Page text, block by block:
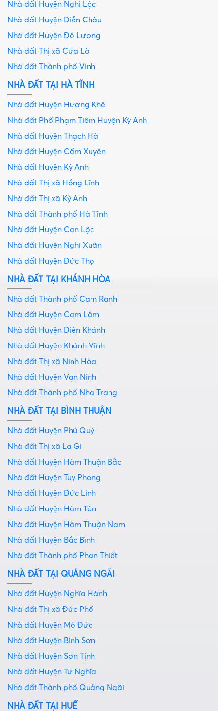
Nhà đất Huyện Nghi Lộc
Nhà đất Huyện Diễn Châu
Nhà đất Huyện Đô Lương
Nhà đất Thị xã Cửa Lò
Nhà đất Thành phố Vinh
NHÀ ĐẤT TẠI HÀ TĨNH
Nhà đất Huyện Hương Khê
Nhà đất Phố Phạm Tiêm Huyện Kỳ Anh
Nhà đất Huyện Thạch Hà
Nhà đất Huyện Cẩm Xuyên
Nhà đất Huyện Kỳ Anh
Nhà đất Thị xã Hồng Lĩnh
Nhà đất Thị xã Kỳ Anh
Nhà đất Thành phố Hà Tĩnh
Nhà đất Huyện Can Lộc
Nhà đất Huyện Nghi Xuân
Nhà đất Huyện Đức Thọ
NHÀ ĐẤT TẠI KHÁNH HÒA
Nhà đất Thành phố Cam Ranh
Nhà đất Huyện Cam Lâm
Nhà đất Huyện Diên Khánh
Nhà đất Huyện Khánh Vĩnh
Nhà đất Thị xã Ninh Hòa
Nhà đất Huyện Vạn Ninh
Nhà đất Thành phố Nha Trang
NHÀ ĐẤT TẠI BÌNH THUẬN
Nhà đất Huyện Phú Quý
Nhà đất Thị xã La Gi
Nhà đất Huyện Hàm Thuận Bắc
Nhà đất Huyện Tuy Phong
Nhà đất Huyện Đức Linh
Nhà đất Huyện Hàm Tân
Nhà đất Huyện Hàm Thuận Nam
Nhà đất Huyện Bắc Bình
Nhà đất Thành phố Phan Thiết
NHÀ ĐẤT TẠI QUẢNG NGÃI
Nhà đất Huyện Nghĩa Hành
Nhà đất Thị xã Đức Phổ
Nhà đất Huyện Mộ Đức
Nhà đất Huyện Bình Sơn
Nhà đất Huyện Sơn Tịnh
Nhà đất Huyện Tư Nghĩa
Nhà đất Thành phố Quảng Ngãi
NHÀ ĐẤT TẠI HUẾ